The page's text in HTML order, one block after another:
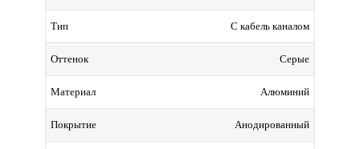
Тип С кабель каналом
Оттенок Серые
Материал Алюминий
Покрытие Анодированный